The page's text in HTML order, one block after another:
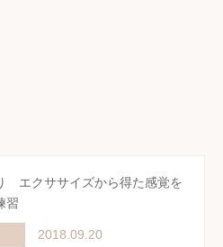
エクササイズから得た感覚を
習
2018.09.20